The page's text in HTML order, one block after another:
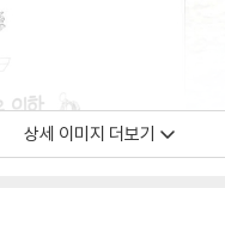
상세 이미지 더보기